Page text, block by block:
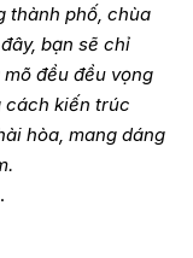
thành phố, chùa
bạn sẽ chỉ
đều đều vọng
cách kiến trúc
hòa, mang dáng